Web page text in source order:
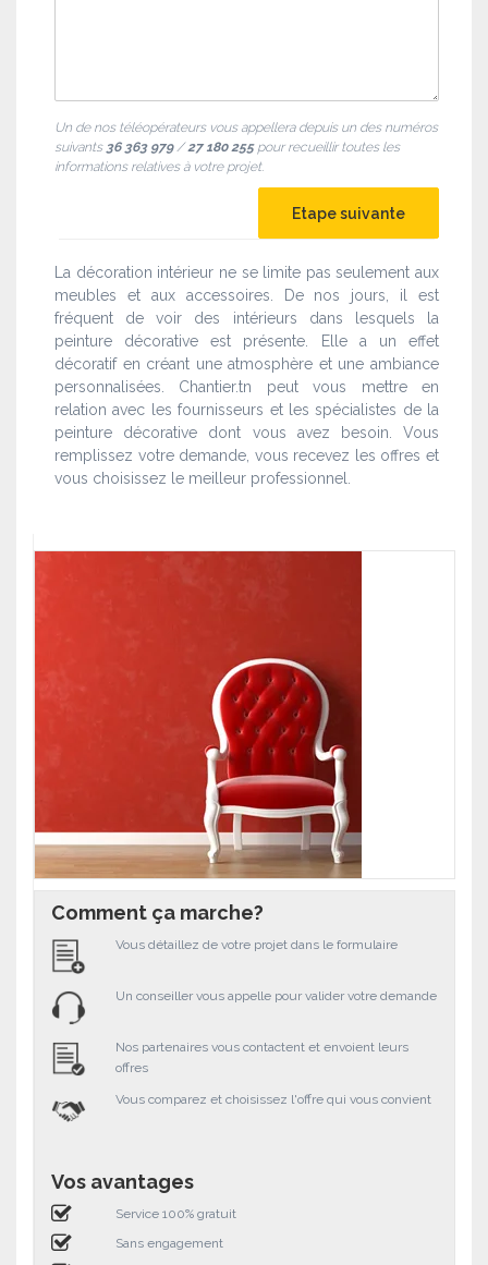
Un de nos téléopérateurs vous appellera depuis un des numéros
suivants 36 363 979/27 180 255pour recueillir toutes les
informations relatives à votre projet.
La décoration intérieur ne se limite pas seulement aux
meubles et aux accessoires. De nos jours, il est
fréquent de voir des intérieurs dans lesquels la
peinture décorative est présente. Elle a un effet
décoratif en créant une atmosphère et une ambiance
personnalisées. Chantier.tn peut vous mettre en
relation avec les fournisseurs et les spécialistes de la
peinture décorative dont vous avez besoin. Vous
remplissez votre demande, vous recevez les offres et
vous choisissez le meilleur professionnel.
Comment ça marche?
Vous détaillez de votre projet dans le formulaire
Un conseiller vous appelle pour valider votre demande
Nos partenaires vous contactent et envoient leurs
offres
Vous comparez et choisissez l'offre qui vous convient
Vos avantages
Service 100% gratuit
Sans engagement